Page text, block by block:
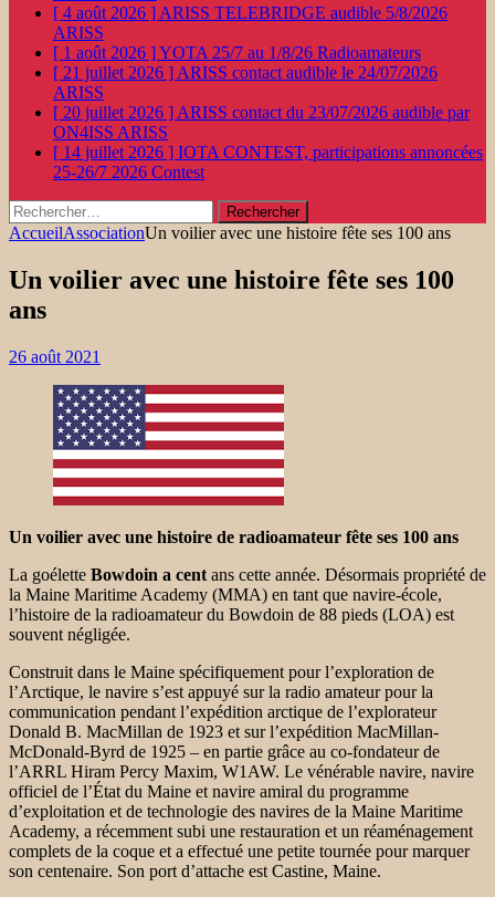
[ 4 août 2026 ] ARISS TELEBRIDGE audible 5/8/2026
ARISS
[ 1 août 2026 ]YOTA 25/7 au 1/8/26 Radioamateurs
[ 21 juillet 2026 ] ARISS contact audible le 24/07/2026
ARISS
[ 20 juillet 2026 ] ARISS contact du 23/07/2026 audible par
ON4ISS ARISS
[ 14 juillet 2026 ] IOTA CONTEST, participations annoncées
25-26/7 2026 Contest
Rechercher :
AccueilAssociationUn voilier avec une histoire fête ses 100 ans
Un voilier avec une histoire fête ses 100
ans
26 août 2021
Un voilier avec une histoire de radioamateur fête ses 100 ans
La goélette Bowdoin a cent ans cette année. Désormais propriété de
la Maine Maritime Academy (MMA) en tant que navire-école,
l’histoire de la radioamateur du Bowdoin de 88 pieds (LOA) est
souvent négligée.
Construit dans le Maine spécifiquement pour l’exploration de
l’Arctique, le navire s’est appuyé sur la radio amateur pour la
communication pendant l’expédition arctique de l’explorateur
Donald B. MacMillan de 1923 et sur l’expédition MacMillan-
McDonald-Byrd de 1925 – en partie grâce au co-fondateur de
l’ARRL Hiram Percy Maxim, W1AW. Le vénérable navire, navire
officiel de l’État du Maine et navire amiral du programme
d’exploitation et de technologie des navires de la Maine Maritime
Academy, a récemment subi une restauration et un réaménagement
complets de la coque et a effectué une petite tournée pour marquer
son centenaire. Son port d’attache est Castine, Maine.